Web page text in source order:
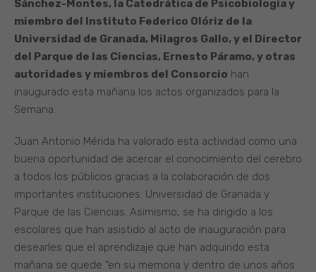
Sánchez-Montes, la Catedrática de Psicobiología y
miembro del Instituto Federico Olóriz de la
Universidad de Granada, Milagros Gallo, y el Director
del Parque de las Ciencias, Ernesto Páramo, y otras
autoridades y miembros del Consorcio han
inaugurado esta mañana los actos organizados para la
Semana.
Juan Antonio Mérida ha valorado esta actividad como una
buena oportunidad de acercar el conocimiento del cerebro
a todos los públicos gracias a la colaboración de dos
importantes instituciones: Universidad de Granada y
Parque de las Ciencias. Asimismo, se ha dirigido a los
escolares que han asistido al acto de inauguración para
desearles que el aprendizaje que han adquirido esta
mañana se quede “en su memoria y dentro de unos años